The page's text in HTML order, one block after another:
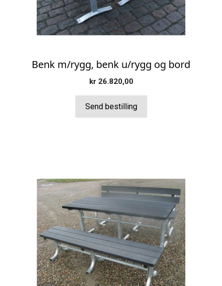
Benk m/rygg, benk u/rygg og bord
kr26.820,00
Send bestilling